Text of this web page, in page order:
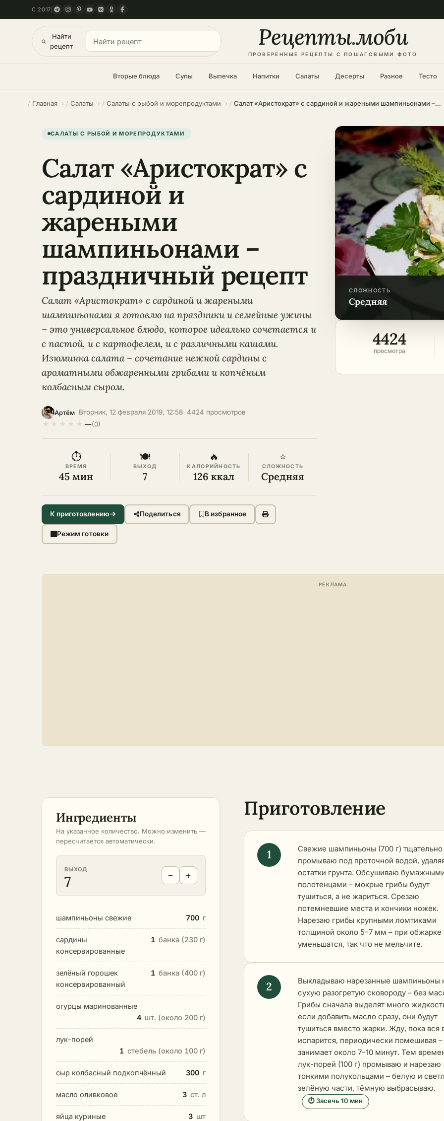
С 2017
Найти
рецепт
Рецепты.моби
ПРОВЕРЕННЫЕ РЕЦЕПТЫ С ПОШАГОВЫМИ ФОТО
Вторые блюда Супы Выпечка Напитки Салаты Десерты Разное Тесто
Главная Салаты Салаты с рыбой и морепродуктами Салат «Аристократ» с сардиной и жареными шампиньонами – праздничный рецепт
СЛОЖНОСТЬ
средняя
4424
просмотра
САЛАТЫ С РЫБОЙ И МОРЕПРОДУКТАМИ
Салат «Аристократ» с
сардиной и
жареными
шампиньонами –
праздничный рецепт
Салат «Аристократ» с сардиной и жареными
шампиньонами я готовлю на праздники и семейные ужины
– это универсальное блюдо, которое идеально сочетается и
с пастой, и с картофелем, и с различными кашами.
Изюминка салата – сочетание нежной сардины с
ароматными обжаренными грибами и копчёным
колбасным сыром.
Артём Вторник, 12 февраля 2019, 12:58 4424 просмотров
★ ★ ★ ★ ★ —(0)
⏱
ВРЕМЯ
45 мин
🍽
ВЫХОД
7
🔥
КАЛОРИЙНОСТЬ
126 ккал
⭐
СЛОЖНОСТЬ
Средняя
К приготовлению Поделиться В избранное
Режим готовки
Ингредиенты
На указанное количество. Можно изменить —
пересчитается автоматически.
ВЫХОД
7 − +
шампиньоны свежие 700 г
сардины
консервированные
1 банка (230 г)
зелёный горошек
консервированный
1 банка (400 г)
огурцы маринованные
4 шт. (около 200 г)
лук-порей
1 стебель (около 100 г)
сыр колбасный подкопчённый 300 г
масло оливковое 3 ст. л
яйца куриные 3 шт
Приготовление
Свежие шампиньоны (700 г) тщательно
промываю под проточной водой,
остатки грунта. Обсушиваю
полотенцами – мокрые грибы будут
тушиться, а не жариться. Срезаю
потемневшие места и кончики ножек.
Нарезаю грибы крупными ломтиками
толщиной около 5–7 мм – при обжарке
уменьшатся, так что не мельчите.
Выкладываю нарезанные шампиньоны
сухую разогретую сковороду – без
Грибы сначала выделят много
если добавить масло сразу, они будут
тушиться вместо жарки. Жду, пока вся
испарится, периодически помешивая –
занимает около 7–10 минут. Тем
лук-порей (100 г) промываю и нарезаю
тонкими полукольцами – белую и
зелёную части, тёмную выбрасываю.
⏱ Засечь 10 мин